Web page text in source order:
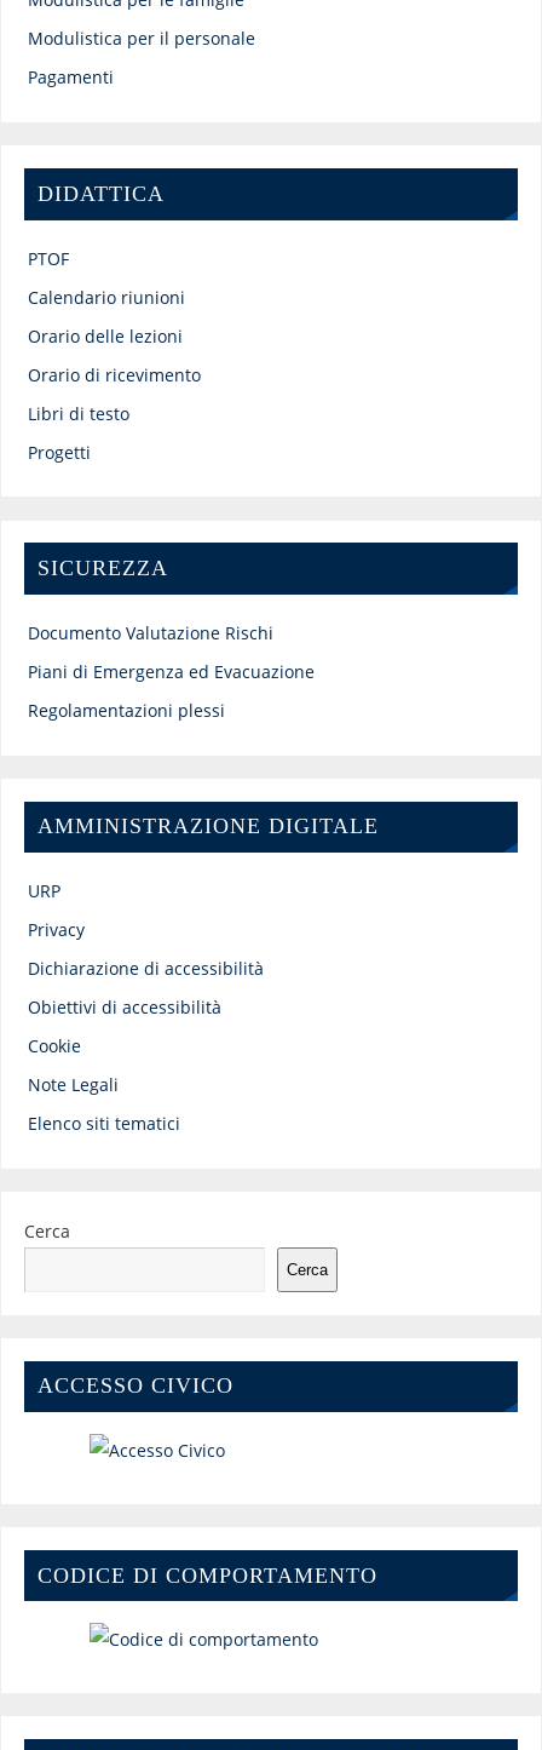
Modulistica per il personale
Pagamenti
DIDATTICA
PTOF
Calendario riunioni
Orario delle lezioni
Orario di ricevimento
Libri di testo
Progetti
SICUREZZA
Documento Valutazione Rischi
Piani di Emergenza ed Evacuazione
Regolamentazioni plessi
AMMINISTRAZIONE DIGITALE
URP
Privacy
Dichiarazione di accessibilità
Obiettivi di accessibilità
Cookie
Note Legali
Elenco siti tematici
Cerca
Cerca
ACCESSO CIVICO
CODICE DI COMPORTAMENTO